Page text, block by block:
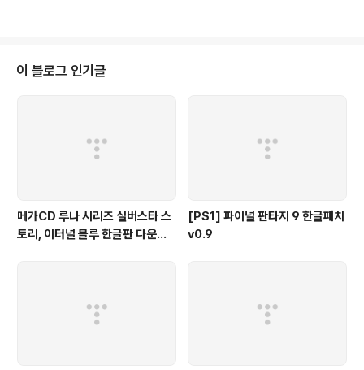
이 블로그 인기글
메가CD 루나 시리즈 실버스타 스
토리, 이터널 블루 한글판 다운로
[PS1] 파이널 판타지 9 한글패치
v0.9